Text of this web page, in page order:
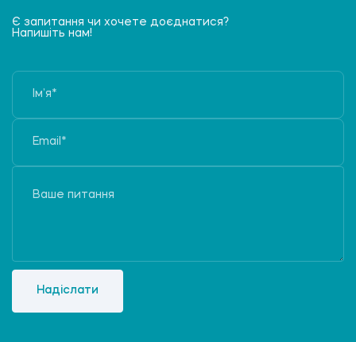
Є запитання чи хочете доєднатися?
Напишіть нам!
Надіслати